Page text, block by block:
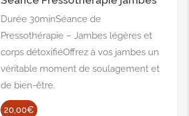
Durée 30minSéance de
Pressothérapie – Jambes légères et
corps détoxifiéOffrez à vos jambes un
véritable moment de soulagement et
de bien-être.
20,00€